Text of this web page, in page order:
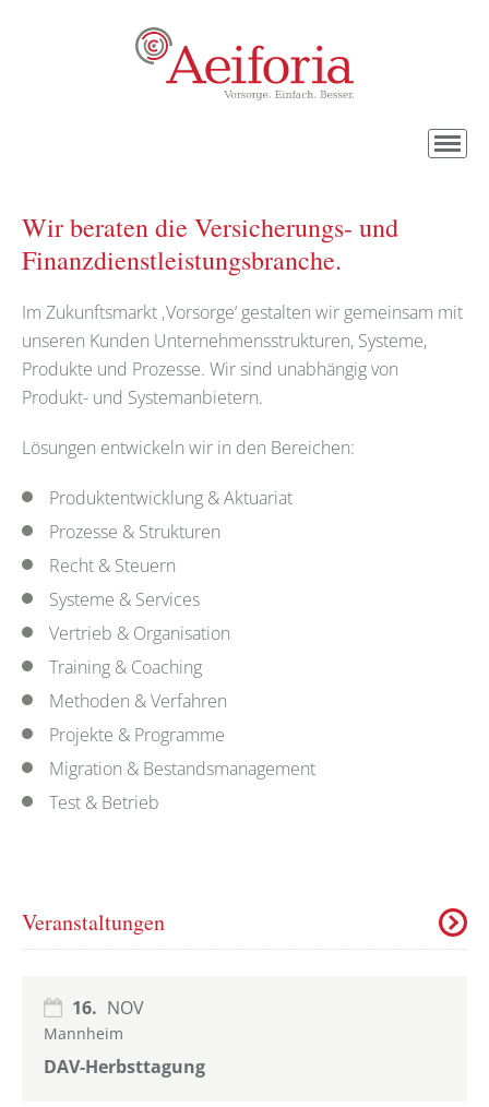
Wir beraten die Versicherungs- und
Finanzdienstleistungsbranche.
Im Zukunftsmarkt ‚Vorsorge‘ gestalten wir gemeinsam mit
unseren Kunden Unternehmensstrukturen, Systeme,
Produkte und Prozesse. Wir sind unabhängig von
Produkt- und Systemanbietern.
Lösungen entwickeln wir in den Bereichen:
Produktentwicklung & Aktuariat
Prozesse & Strukturen
Recht & Steuern
Systeme & Services
Vertrieb & Organisation
Training & Coaching
Methoden & Verfahren
Projekte & Programme
Migration & Bestandsmanagement
Test & Betrieb
Veranstaltungen
16. NOV
Mannheim
DAV-Herbsttagung